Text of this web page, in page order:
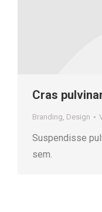
Cras
Branding, Design
Suspendisse
sem.